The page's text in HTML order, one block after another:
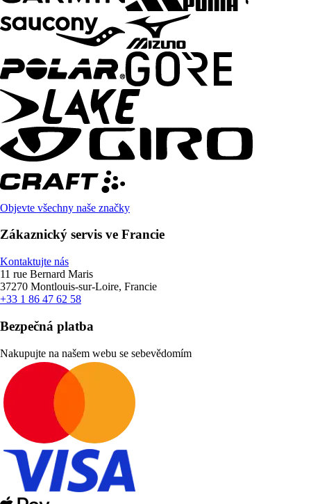
Objevte všechny naše značky
Zákaznický servis ve Francie
Kontaktujte nás
11 rue Bernard Maris
37270 Montlouis-sur-Loire, Francie
+33 1 86 47 62 58
Bezpečná platba
Nakupujte na našem webu se sebevědomím